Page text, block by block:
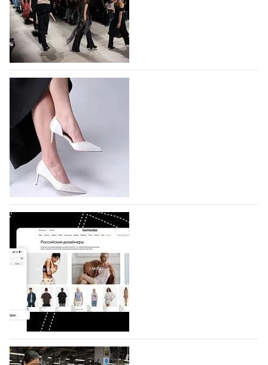
На участие в Московской неделе моды
подано 1047 заявок
На участие в седьмой Московской неделе моды,
которая пройдет в российской столице с 26 сентября
по 1 октября, уже подано 1047 заявок. Примерно
половину из них (494) прислали дизайнеры,
коллекции которых не были представлены в…
07.08.2026 350
BALLINA представит свои новинки на Euro
Shoes
Компания BALLINA Guangzhou Lihuang Footwear
Co., Ltd., основанная в 2011 году и расположенная в
Гуанчжоу, столице моды Китая, является
профессиональной обувной компанией,
объединяющей разработку, производство и…
07.08.2026 268
На платформе Lamoda - новый раздел и